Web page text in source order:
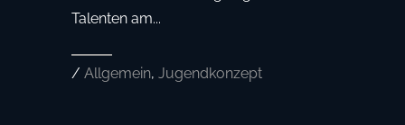
Talenten am...
/ Allgemein, Jugendkonzept